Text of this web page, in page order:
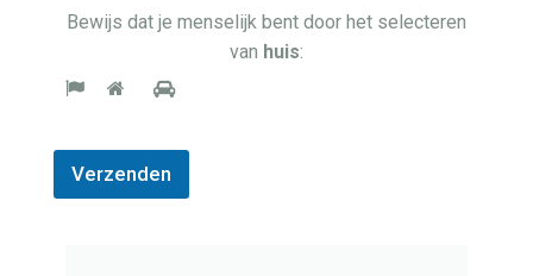
Bewijs dat je menselijk bent door het selecteren
van huis:
Verzenden